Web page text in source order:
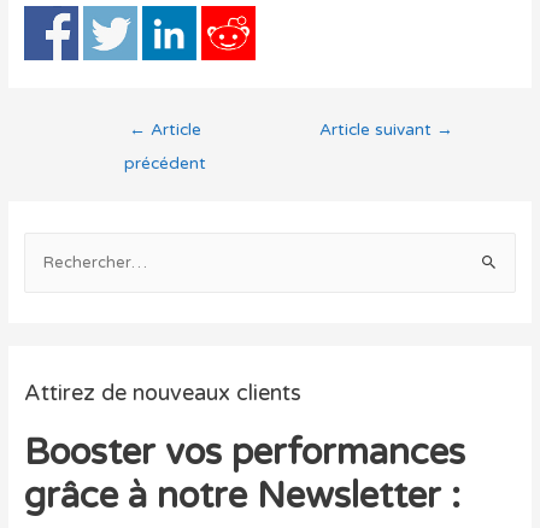
Navigation
← Article
précédent
Article suivant →
r
e
r
Attirez de nouveaux clients
Booster vos performances
grâce à notre Newsletter :